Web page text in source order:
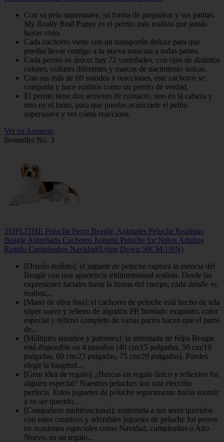
Con su pelo supersuave, su forma de parpadear y sus patitas,
My Really Real Puppy es el perrito más realista que jamás
hayas visto.
Cada cachorro viene con un transportín deluxe para que
puedas llevar contigo a tu nueva mascota a todas partes.
Cada perrito es único: hay 72 variedades, con ojos de distintos
colores, collares diferentes y marcas de nacimiento únicas.
Con sus más de 60 sonidos y reacciones, este cachorro se
comporta y hace ruiditos como un perrito de verdad.
El perrito tiene dos sensores de contacto, uno en la cabeza y
otro en el lomo, para que puedas acariciarle el pelito
supersuave y ver cómo reacciona.
Ver en Amazon
Bestseller No. 3
TOPLITHE Peluche Perro Beagle, Animales Peluche Realistas
Beagle Almohada Cachorro Juguete Peluche for Niños Adultos
Regalo Cumpleaños Navidad(Lying Down,50CM/19IN)
[Diseño realista]: el juguete de peluche captura la esencia del
Beagle con una apariencia tridimensional realista. Desde las
expresiones faciales hasta la forma del cuerpo, cada detalle es
realista,...
[Mano de obra fina]: el cachorro de peluche está hecho de tela
súper suave y relleno de algodón PP, bordado exquisito, color
especial y relleno completo de varias partes hacen que el perro
de...
[Múltiples tamaños y patrones]: la almohada de felpa Beagle
está disponible en 4 tamaños (40 cm/15 pulgadas, 50 cm/19
pulgadas, 60 cm/23 pulgadas, 75 cm/29 pulgadas). Puedes
elegir la longitud...
[Gran idea de regalo]: ¿Buscas un regalo único y reflexivo for
alguien especial? Nuestros peluches son una elección
perfecta. Estos juguetes de peluche seguramente harán sonreír
a su ser querido...
[Compañero multifuncional]: sorprenda a sus seres queridos
con estos creativos y adorables juguetes de peluche for perros
en ocasiones especiales como Navidad, cumpleaños o Año
Nuevo, es un regalo...